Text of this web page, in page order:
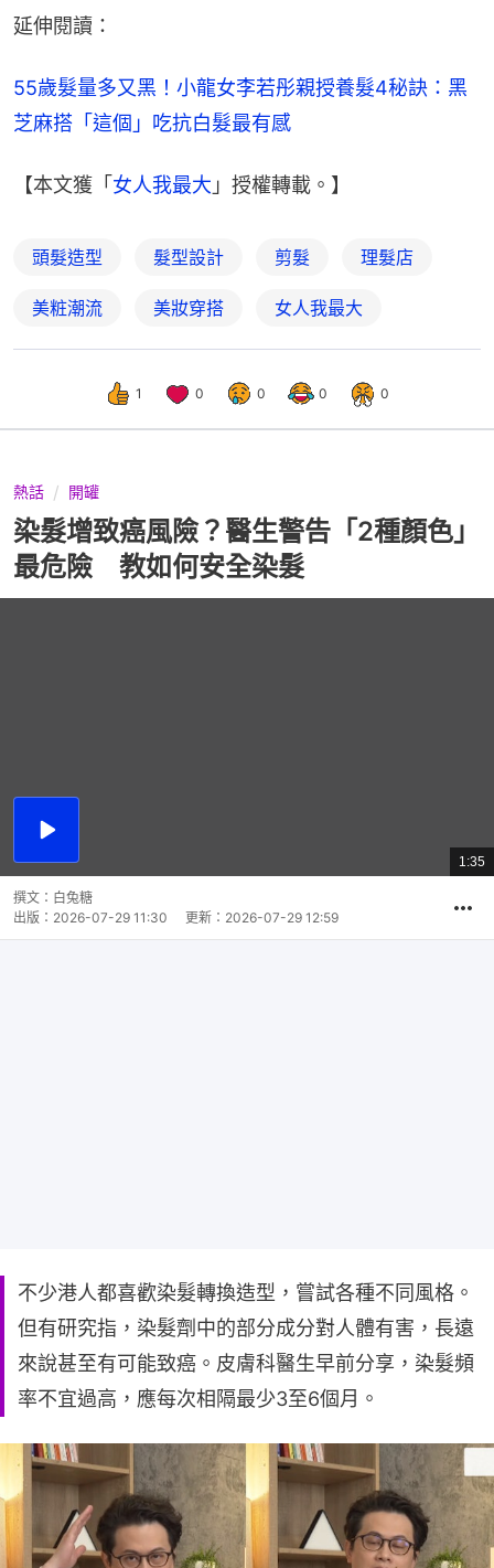
延伸閱讀：
55歲髮量多又黑！小龍女李若彤親授養髮4秘訣：黑
芝麻搭「這個」吃抗白髮最有感
【本文獲「 女人我最大 」授權轉載。】
頭髮造型 髮型設計 剪髮 理髮店
美粧潮流 美妝穿搭 女人我最大
1 0 0 0 0
熱話 開罐
染髮增致癌風險？醫生警告「2種顏色」
最危險 教如何安全染髮
播
總
共
1:35
撰文： 白兔糖
出版： 2026-07-29 11:30 更新： 2026-07-29 12:59
不少港人都喜歡染髮轉換造型，嘗試各種不同風格。
但有研究指，染髮劑中的部分成分對人體有害，長遠
來說甚至有可能致癌。皮膚科醫生早前分享，染髮頻
率不宜過高，應每次相隔最少3至6個月。